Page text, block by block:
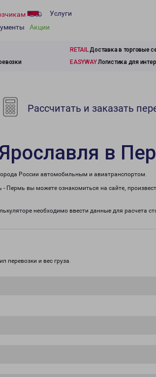
Услуги
Акции
RETAILДоставка в торговые
EASYWAYЛогистика для
Рассчитать и заказать
в
России автомобильным и авиатранспортом.
вы можете ознакомиться на сайте,
необходимо ввести данные для расчета
перевозки и вес груза.